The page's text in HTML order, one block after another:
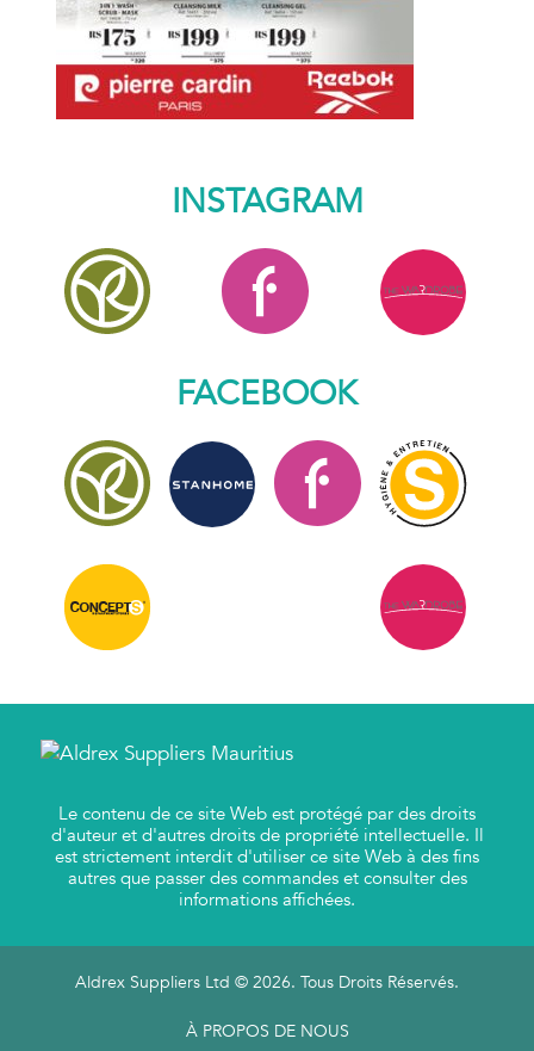
INSTAGRAM
FACEBOOK
Le contenu de ce site Web est protégé par des droits
d'auteur et d'autres droits de propriété intellectuelle. Il
est strictement interdit d'utiliser ce site Web à des fins
autres que passer des commandes et consulter des
informations affichées.
Aldrex Suppliers Ltd © 2026. Tous Droits Réservés.
À PROPOS DE NOUS